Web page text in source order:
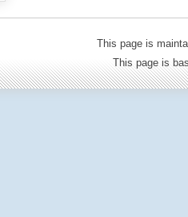
This page is
This page is